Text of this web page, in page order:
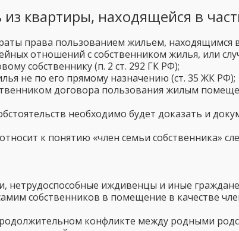
из квартиры, находящейся в
права пользованием жильем, находящимся
отношений с собственником жилья, или
собственнику (п. 2 ст. 292 ГК РФ);
не по его прямому назначению (ст. 35 ЖК РФ);
договора пользования жилым
необходимо будет доказать и
к понятию «член семьи собственника»
нетрудоспособные иждивенцы и иные
собственников в помещение в качестве
конфликте между родными